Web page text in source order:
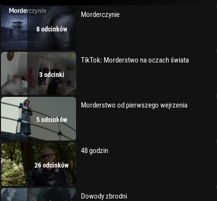
8 odcinków
Morderczynie
3 odcinki
TikTok: Morderstwo na oczach świata
5 odcinków
Morderstwo od pierwszego wejrzenia
26 odcinków
48 godzin
Dowody zbrodni